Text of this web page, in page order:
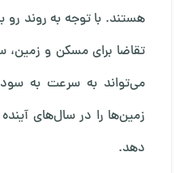
هستند. با توجه به روند
تقاضا برای مسکن و زمین،
می‌تواند به سرعت به
زمین‌ها را در سال‌های
دهد.